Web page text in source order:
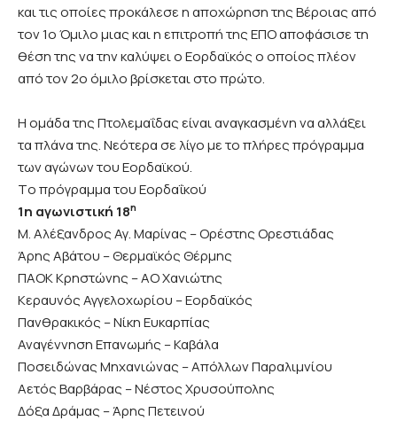
και τις οποίες προκάλεσε η αποχώρηση της Βέροιας από
τον 1ο Όμιλο μιας και η επιτροπή της ΕΠΟ αποφάσισε τη
θέση της να την καλύψει ο Εορδαϊκός ο οποίος πλέον
από τον 2ο όμιλο βρίσκεται στο πρώτο.
Η ομάδα της Πτολεμαΐδας είναι αναγκασμένη να αλλάξει
τα πλάνα της. Νεότερα σε λίγο με το πλήρες πρόγραμμα
των αγώνων του Εορδαϊκού.
Tο πρόγραμμα του Εορδαΐκού
1η αγωνιστική 18η
Μ. Αλέξανδρος Αγ. Μαρίνας – Ορέστης Ορεστιάδας
Άρης Αβάτου – Θερμαϊκός Θέρμης
ΠΑΟΚ Κρηστώνης – ΑΟ Χανιώτης
Κεραυνός Αγγελοχωρίου – Εορδαϊκός
Πανθρακικός – Νίκη Ευκαρπίας
Αναγέννηση Επανωμής – Καβάλα
Ποσειδώνας Μηχανιώνας – Απόλλων Παραλιμνίου
Αετός Βαρβάρας – Νέστος Χρυσούπολης
Δόξα Δράμας – Άρης Πετεινού